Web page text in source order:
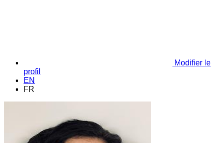
Modifier le
profil
EN
FR